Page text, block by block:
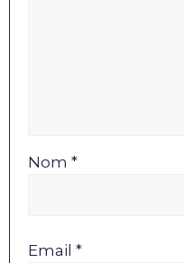
Nom *
Email *